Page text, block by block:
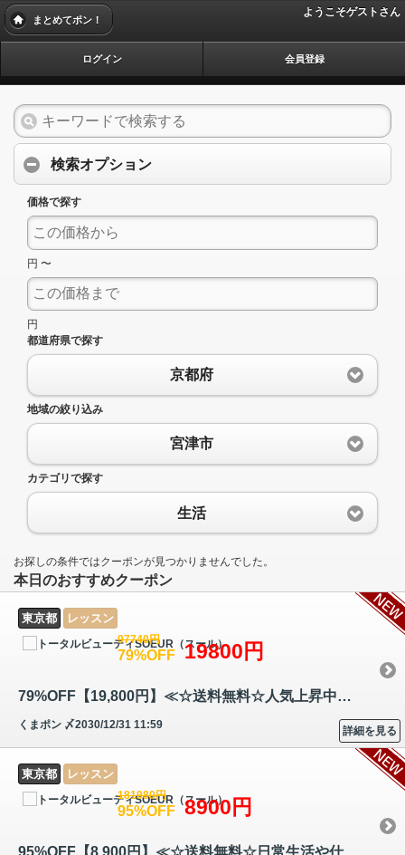
まとめてポン！
ようこそゲストさん
ログイン 会員登録
検索オプション
価格で探す
円 〜
円
都道府県で探す
京都府
地域の絞り込み
宮津市
カテゴリで探す
生活
お探しの条件ではクーポンが見つかりませんでした。
本日のおすすめクーポン
東京都 レッスン
97740円
79%OFF 19800円
79%OFF【19,800円】≪☆送料無料☆人気上昇中の眉毛エクステンションの講座！…
くまポン 〆2030/12/31 11:59
詳細を見る
東京都 レッスン
181980円
95%OFF 8900円
95%OFF【8,900円】≪☆送料無料☆日常生活や仕事でのコミュニケーションで活…